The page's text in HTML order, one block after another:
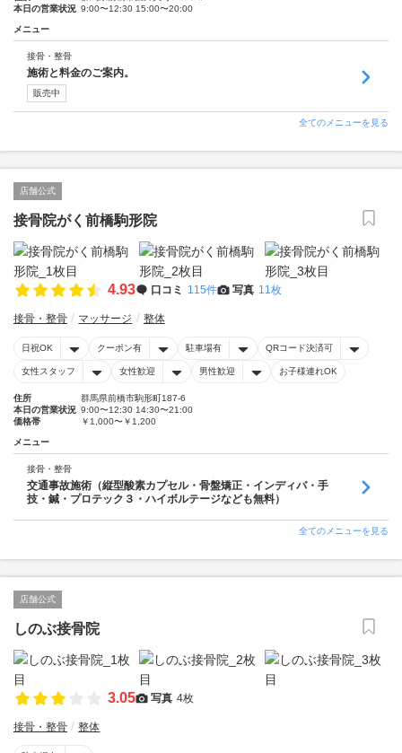
本日の営業状況 9:00〜12:30 15:00〜20:00
メニュー
接骨・整骨
施術と料金のご案内。
販売中
全てのメニューを見る
店舗公式
接骨院がく前橋駒形院
4.93 口コミ 115件 写真 11枚
接骨・整骨 マッサージ 整体
日祝OK クーポン有 駐車場有 QRコード決済可
女性スタッフ 女性歓迎 男性歓迎 お子様連れOK
住所
群馬県前橋市駒形町187-6
本日の営業状況 9:00〜12:30 14:30〜21:00
価格帯
￥1,000〜￥1,200
メニュー
接骨・整骨
交通事故施術（縦型酸素カプセル・骨盤矯正・インディバ・手
技・鍼・プロテック３・ハイボルテージなども無料）
全てのメニューを見る
店舗公式
しのぶ接骨院
3.05 写真 4枚
接骨・整骨 整体